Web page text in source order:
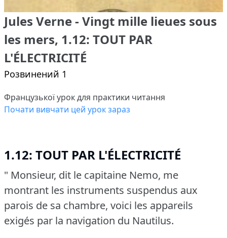
Jules Verne - Vingt mille lieues sous
les mers, 1.12: TOUT PAR
L'ÉLECTRICITÉ
Розвинений 1
Французької урок для практики читання
Почати вивчати цей урок зараз
1.12: TOUT PAR L'ÉLECTRICITÉ
" Monsieur, dit le capitaine Nemo, me
montrant les instruments suspendus aux
parois de sa chambre, voici les appareils
exigés par la navigation du Nautilus.